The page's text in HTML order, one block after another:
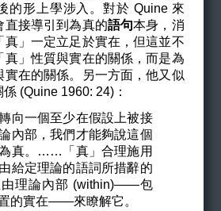
的形上學涉入。對於 Quine 來
直接導引到為真的語句本身，消
真」一定立足於實在，但這並不
真」性質與實在的關係，而是為
實在的關係。另一方面，他又似
(Quine 1960: 24)：
向一個至少在假設上被接
內部，我們才能夠說這個
真。……「真」合理施用
給定理論的語詞所措辭的
由理論內部 (within)——包
的實在——來瞭解它。